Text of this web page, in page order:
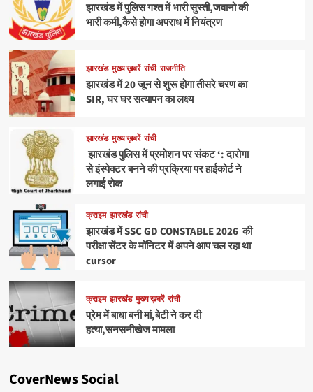
झारखंड में पुलिस गश्त में भारी सुस्ती,जवानो की
भारी कमी,कैसे होगा अपराध में नियंत्रण
झारखंड मुख्य ख़बरें रांची राजनीति
झारखंड में 20 जून से शुरू होगा तीसरे चरण का
SIR, घर घर सत्यापन का लक्ष्य
झारखंड मुख्य ख़बरें रांची
झारखंड पुलिस में प्रमोशन पर संकट ‘: दारोगा
से इंस्पेक्टर बनने की प्रक्रिया पर हाईकोर्ट ने
लगाई रोक
क्राइम झारखंड रांची
झारखंड में SSC GD CONSTABLE 2026 की
परीक्षा सेंटर के मॉनिटर में अपने आप चल रहा था
cursor
क्राइम झारखंड मुख्य ख़बरें रांची
प्रेम में बाधा बनी मां,बेटी ने कर दी
हत्या,सनसनीखेज मामला
CoverNews Social